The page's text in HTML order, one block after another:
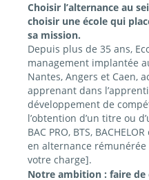
Choisir l’alternance au
choisir une école qui
sa mission.
Depuis plus de 35 ans,
management implantée
Nantes, Angers et Caen,
apprenant dans
développement de
l’obtention d’un titre ou
BAC PRO, BTS,
en alternance
votre charge].
Notre ambition : faire